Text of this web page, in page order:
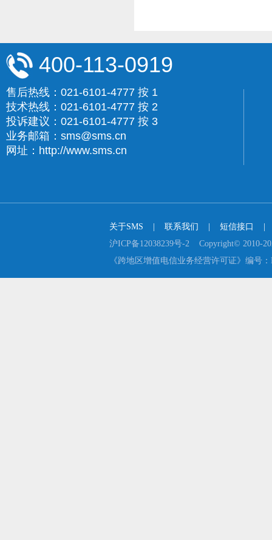
400-113-0919
售后热线：021-6101-4777 按 1
技术热线：021-6101-4777 按 2
投诉建议：021-6101-4777 按 3
业务邮箱：sms@sms.cn
网址：http://www.sms.cn
关于SMS 联系我们 短信接口
沪ICP备12038239号-2    Copyright© 2010-
《跨地区增值电信业务经营许可证》编号：